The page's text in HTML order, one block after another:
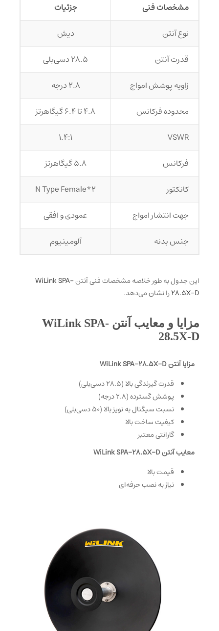
مشخصات فنی
جزئیات
نوع آنتن
دیش
قدرت آنتن
28.5 دسی‌بلی
زاویه پوشش امواج
2.8 درجه
محدوده فرکانس
4.8 تا 6.4 گیگاهرتز
VSWR
1.4:1
فرکانس
5.8 گیگاهرتز
کانکتور
2*N Type Female
جهت انتشار امواج
عمودی و افقی
جنس بدنه
آلومینیوم
این جدول به طور خلاصه مشخصات فنی آنتنWiLink SPA-
28.5X-Dرا نشان می‌دهد.
مزایا و معایب آنتن WiLink SPA-
28.5X-D
مزایا آنتن WiLink SPA-28.5X-D
قدرت گیرندگی بالا (28.5 دسی‌بلی)
پوشش گسترده (2.8 درجه)
نسبت سیگنال به نویز بالا (50 دسی‌بلی)
کیفیت ساخت بالا
گارانتی معتبر
معایب آنتن WiLink SPA-28.5X-D
قیمت بالا
نیاز به نصب حرفه‌ای